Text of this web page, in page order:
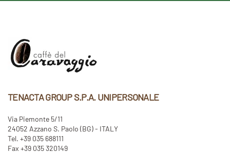
TENACTA GROUP S.P.A. UNIPERSONALE
Via Piemonte 5/11
24052 Azzano S. Paolo (BG) - ITALY
Tel. +39 035 688111
Fax +39 035 320149